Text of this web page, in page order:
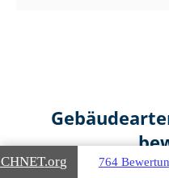
.org 764